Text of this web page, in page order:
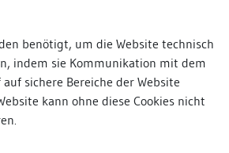
benötigt, um die Website technisch
indem sie Kommunikation mit dem
sichere Bereiche der Website
kann ohne diese Cookies nicht
Freie Bauforscher:innen